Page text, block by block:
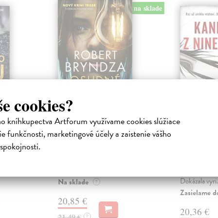
cookies?
kníhkupectva Artforum využívame cookies slúžiace
funkčnosti, marketingové účely a zaistenie vášho
na sklade
Osudné svedectvo
Bryndza Robert| Kniha
Detektív šéfinšpektor Erika
Na sklade ?
20,85 €
Pred
Dokázala
Zasielame
20,36 €